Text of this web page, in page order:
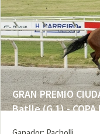
GRAN PREMIO
Batlle (G 1) - COPA